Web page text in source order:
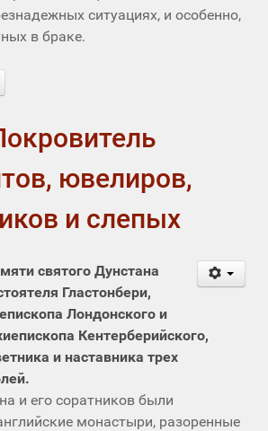
ситуациях, и особенно,
в браке.
ювелиров,
и слепых
святого Дунстана
Гластонбери,
Лондонского и
Кентерберийского,
и наставника трех
и его соратников были
монастыри, разоренные